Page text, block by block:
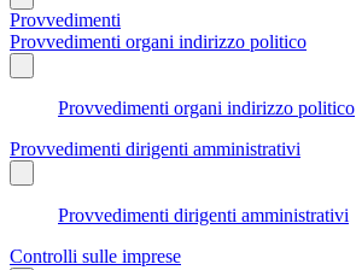
Provvedimenti
Provvedimenti organi indirizzo politico
Provvedimenti organi indirizzo politico
Provvedimenti dirigenti amministrativi
Provvedimenti dirigenti amministrativi
Controlli sulle imprese